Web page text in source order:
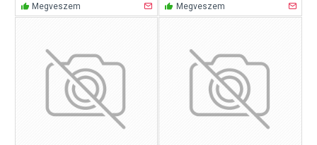
Megveszem Megveszem